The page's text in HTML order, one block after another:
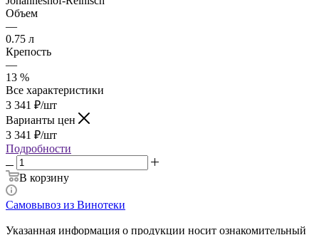
Объем
—
0.75 л
Крепость
—
13 %
Все характеристики
3 341 ₽/шт
Варианты цен
3 341 ₽/шт
Подробности
В корзину
Самовывоз из Винотеки
Указанная информация о продукции носит ознакомительный